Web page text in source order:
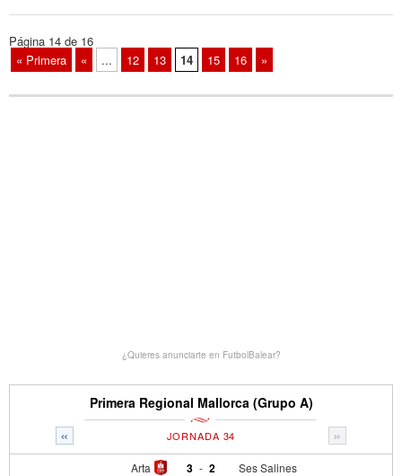
Página 14 de 16
« Primera
« ... 12 13 14 15 16 »
¿Quieres anunciarte en FutbolBalear?
Primera Regional Mallorca (Grupo A)
« »
JORNADA 34
Arta 3 - Ses Salines
2